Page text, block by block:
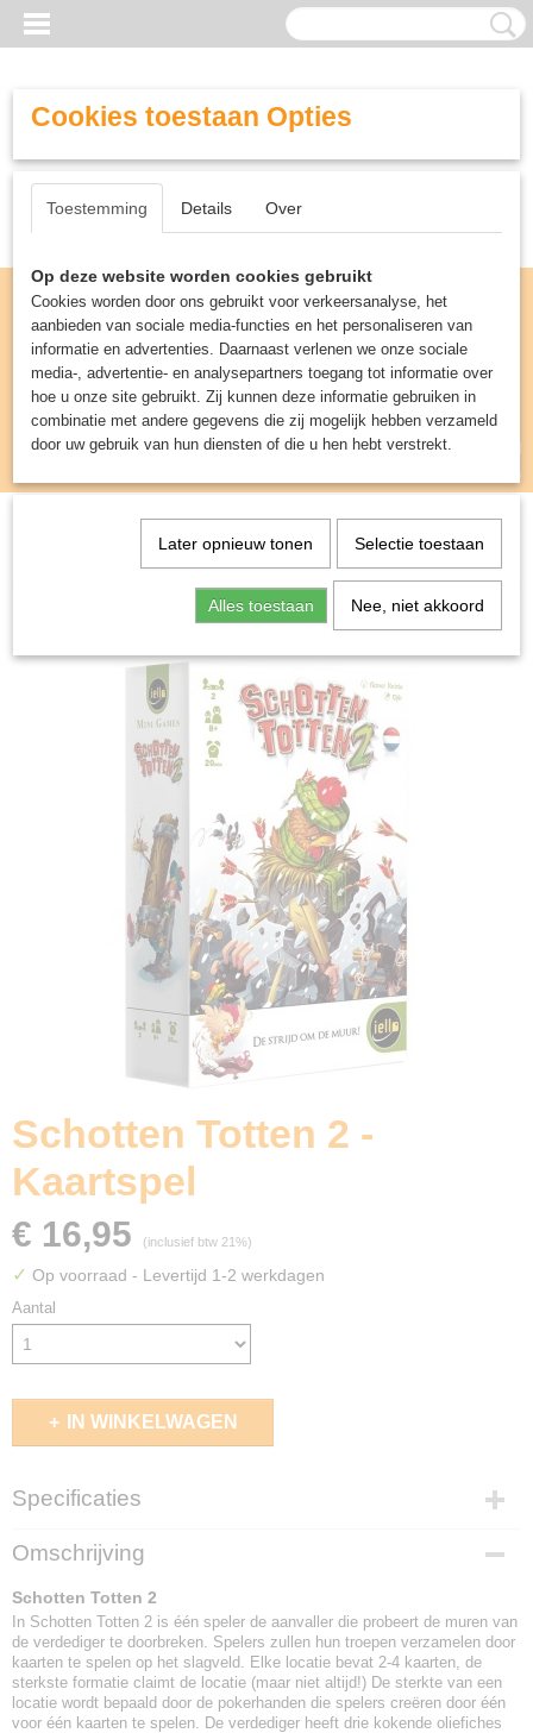
Inloggen Registreren
UW WINKELWAGEN
(0)
Spellen & Puzzels> Schotten Totten 2 -
Schotten Totten 2 -
Kaartspel
€ 16,95 (inclusief btw 21%)
✓ Op voorraad - Levertijd 1-2 werkdagen
Aantal
IN WINKELWAGEN
Specificaties
EAN code
3760175519260
Omschrijving
Schotten Totten 2
In Schotten Totten 2 is één speler de aanvaller die probeert de muren van
de verdediger te doorbreken. Spelers zullen hun troepen verzamelen door
kaarten te spelen op het slagveld. Elke locatie bevat 2-4 kaarten, de
sterkste formatie claimt de locatie (maar niet altijd!) De sterkte van een
locatie wordt bepaald door de pokerhanden die spelers creëren door één
voor één kaarten te spelen. De verdediger heeft drie kokende oliefiches
Cookies toestaan Opties
Toestemming Details Over
Op deze website worden cookies gebruikt
Cookies worden door ons gebruikt voor verkeersanalyse, het
aanbieden van sociale media-functies en het personaliseren van
informatie en advertenties. Daarnaast verlenen we onze sociale
media-, advertentie- en analysepartners toegang tot informatie over
hoe u onze site gebruikt. Zij kunnen deze informatie gebruiken in
combinatie met andere gegevens die zij mogelijk hebben verzameld
door uw gebruik van hun diensten of die u hen hebt verstrekt.
Later opnieuw tonen Selectie toestaan
Alles toestaan Nee, niet akkoord